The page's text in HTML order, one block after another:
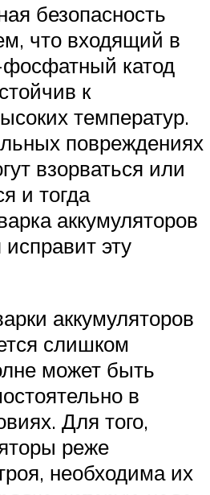
безопасность
что входящий в
фосфатный катод
к
температур.
повреждениях
взорваться или
и тогда
аккумуляторов
эту
аккумуляторов
слишком
может быть
в
Для того,
реже
необходима их